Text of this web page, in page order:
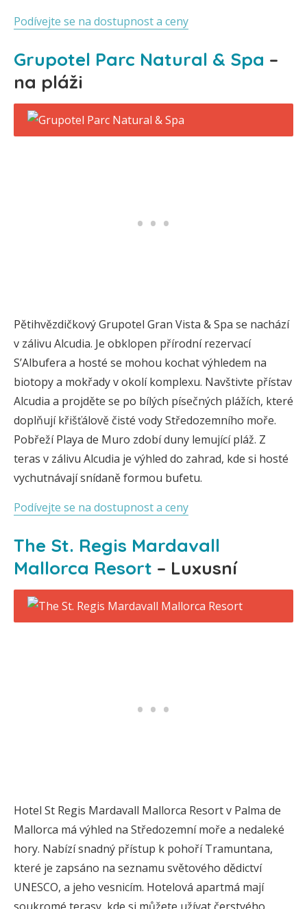
Podívejte se na dostupnost a ceny
Grupotel Parc Natural & Spa –
na pláži
Pětihvězdičkový Grupotel Gran Vista & Spa se nachází
v zálivu Alcudia. Je obklopen přírodní rezervací
S’Albufera a hosté se mohou kochat výhledem na
biotopy a mokřady v okolí komplexu. Navštivte přístav
Alcudia a projděte se po bílých písečných plážích, které
doplňují křišťálově čisté vody Středozemního moře.
Pobřeží Playa de Muro zdobí duny lemující pláž. Z
teras v zálivu Alcudia je výhled do zahrad, kde si hosté
vychutnávají snídaně formou bufetu.
Podívejte se na dostupnost a ceny
The St. Regis Mardavall
Mallorca Resort – Luxusní
Hotel St Regis Mardavall Mallorca Resort v Palma de
Mallorca má výhled na Středozemní moře a nedaleké
hory. Nabízí snadný přístup k pohoří Tramuntana,
které je zapsáno na seznamu světového dědictví
UNESCO, a jeho vesnicím. Hotelová apartmá mají